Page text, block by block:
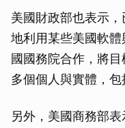
美國財政部也表示
地利用某些美國軟
國國務院合作，將
多個個人與實體，包
另外，美國商務部